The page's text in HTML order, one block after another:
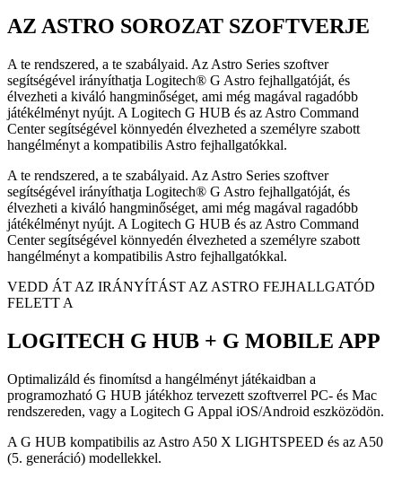
AZ ASTRO SOROZAT SZOFTVERJE
A te rendszered, a te szabályaid. Az Astro Series szoftver
segítségével irányíthatja Logitech® G Astro fejhallgatóját, és
élvezheti a kiváló hangminőséget, ami még magával ragadóbb
játékélményt nyújt. A Logitech G HUB és az Astro Command
Center segítségével könnyedén élvezheted a személyre szabott
hangélményt a kompatibilis Astro fejhallgatókkal.
A te rendszered, a te szabályaid. Az Astro Series szoftver
segítségével irányíthatja Logitech® G Astro fejhallgatóját, és
élvezheti a kiváló hangminőséget, ami még magával ragadóbb
játékélményt nyújt. A Logitech G HUB és az Astro Command
Center segítségével könnyedén élvezheted a személyre szabott
hangélményt a kompatibilis Astro fejhallgatókkal.
VEDD ÁT AZ IRÁNYÍTÁST AZ ASTRO FEJHALLGATÓD
FELETT A
LOGITECH G HUB + G MOBILE APP
Optimalizáld és finomítsd a hangélményt játékaidban a
programozható G HUB játékhoz tervezett szoftverrel PC- és Mac
rendszereden, vagy a Logitech G Appal iOS/Android eszközödön.
A G HUB kompatibilis az Astro A50 X LIGHTSPEED és az A50
(5. generáció) modellekkel.